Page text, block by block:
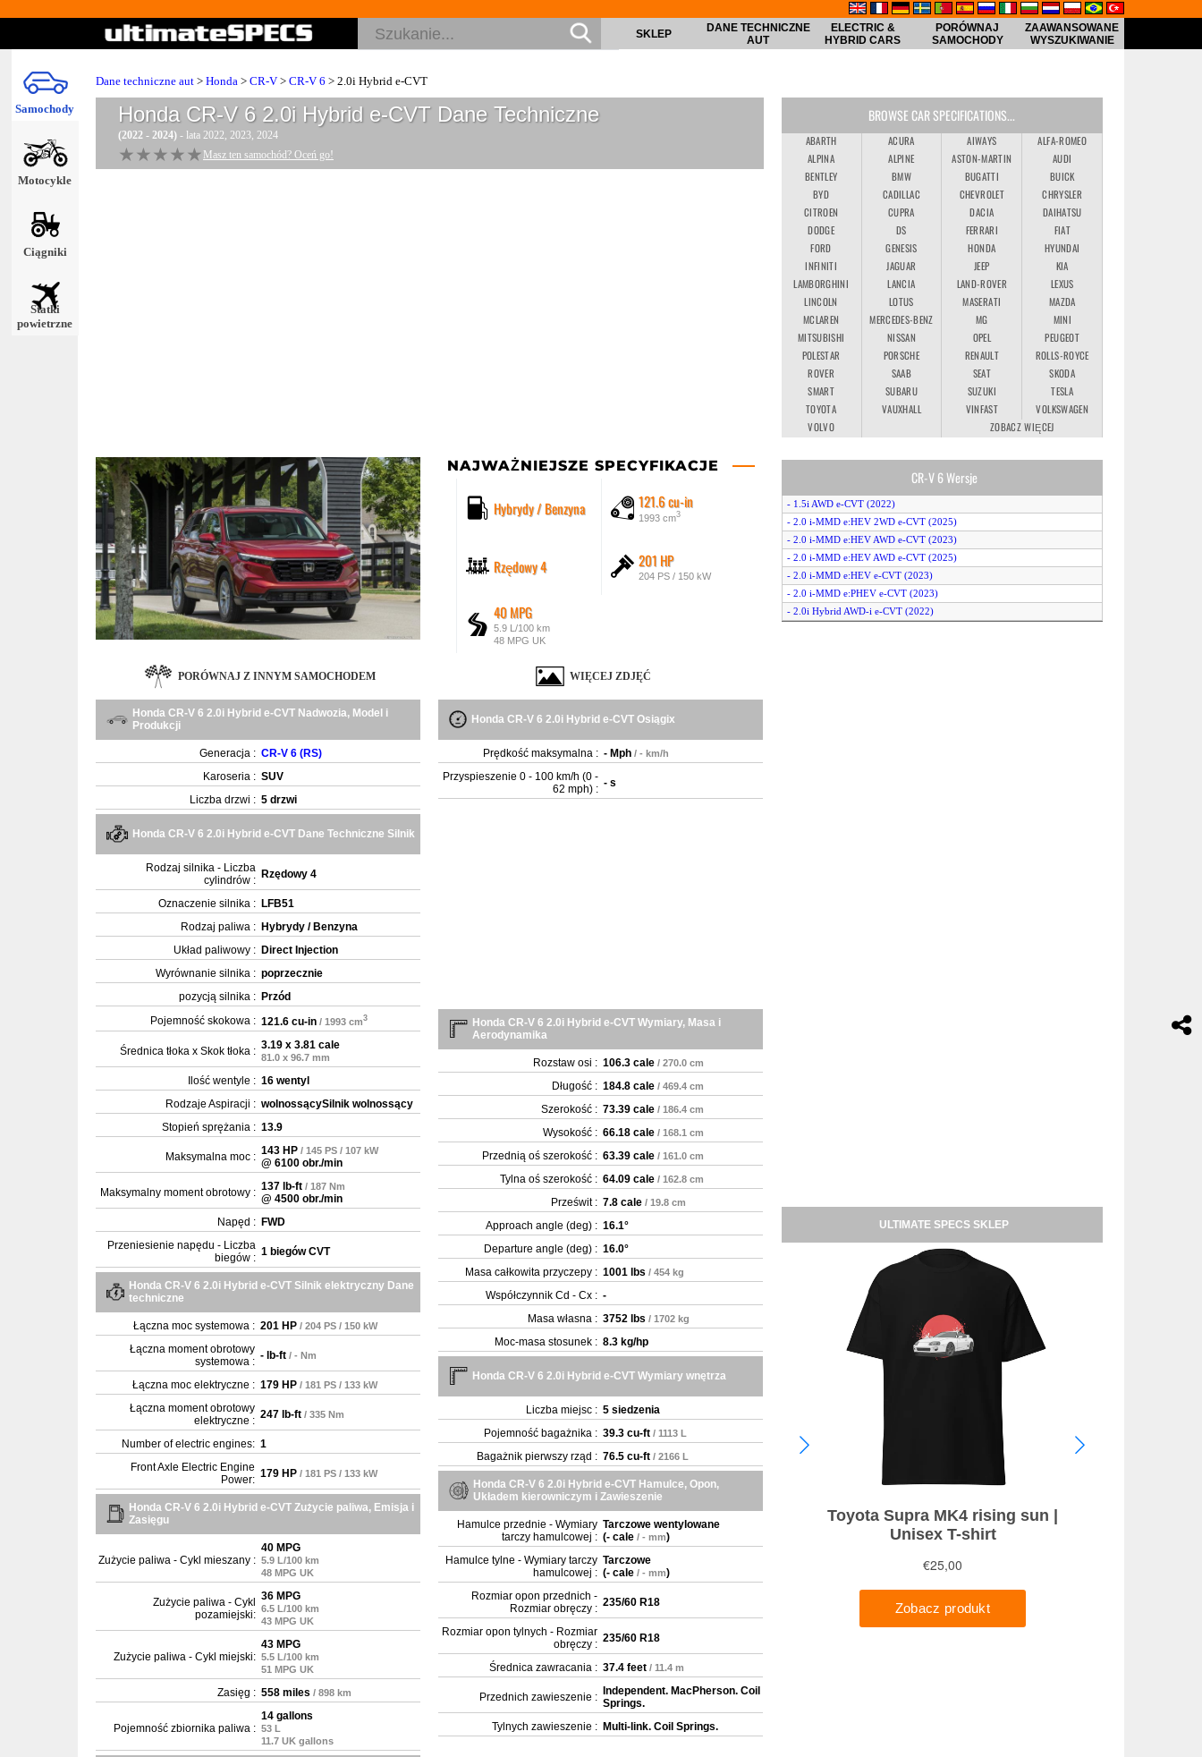
Samochody
Motocykle
Ciągniki
Statki
powietrzne
SKLEP
DANE TECHNICZNE
AUT
ELECTRIC &
HYBRID CARS
PORÓWNAJ
SAMOCHODY
ZAAWANSOWANE
WYSZUKIWANIE
Dane techniczne aut > Honda > CR-V > CR-V 6 > 2.0i Hybrid e-CVT
Honda CR-V 6 2.0i Hybrid e-CVT Dane Techniczne
(2022 - 2024) - lata 2022, 2023, 2024
★★★★★
★★★★★ Masz ten samochód? Oceń go!
NAJWAŻNIEJSZE SPECYFIKACJE
Hybrydy / Benzyna 121.6 cu-in
1993 cm3
Rzędowy 4 201 HP
204 PS / 150 kW
40 MPG
5.9 L/100 km
48 MPG UK
PORÓWNAJ Z INNYM SAMOCHODEM WIĘCEJ ZDJĘĆ
Honda CR-V 6 2.0i Hybrid e-CVT Nadwozia, Model i
Produkcji
Generacja : CR-V 6 (RS)
Karoseria : SUV
Liczba drzwi : 5 drzwi
Honda CR-V 6 2.0i Hybrid e-CVT Dane Techniczne Silnik
Rodzaj silnika - Liczba
cylindrów : Rzędowy 4
Oznaczenie silnika : LFB51
Rodzaj paliwa : Hybrydy / Benzyna
Układ paliwowy : Direct Injection
Wyrównanie silnika : poprzecznie
pozycją silnika : Przód
Pojemność skokowa : 121.6 cu-in / 1993 cm3
Średnica tłoka x Skok tłoka : 3.19 x 3.81 cale
81.0 x 96.7 mm
Ilość wentyle : 16 wentyl
Rodzaje Aspiracji : wolnossącySilnik wolnossący
Stopień sprężania : 13.9
Maksymalna moc : 143 HP / 145 PS / 107 kW
@ 6100 obr./min
Maksymalny moment obrotowy : 137 lb-ft / 187 Nm
@ 4500 obr./min
Napęd : FWD
Przeniesienie napędu - Liczba
biegów : 1 biegów CVT
Honda CR-V 6 2.0i Hybrid e-CVT Silnik elektryczny Dane
techniczne
Łączna moc systemowa : 201 HP / 204 PS / 150 kW
Łączna moment obrotowy
systemowa : - lb-ft / - Nm
Łączna moc elektryczne : 179 HP / 181 PS / 133 kW
Łączna moment obrotowy
elektryczne : 247 lb-ft / 335 Nm
Number of electric engines: 1
Front Axle Electric Engine
Power: 179 HP / 181 PS / 133 kW
Honda CR-V 6 2.0i Hybrid e-CVT Zużycie paliwa, Emisja i
Zasięgu
Zużycie paliwa - Cykl mieszany :
40 MPG
5.9 L/100 km
48 MPG UK
Zużycie paliwa - Cykl
pozamiejski:
36 MPG
6.5 L/100 km
43 MPG UK
Zużycie paliwa - Cykl miejski:
43 MPG
5.5 L/100 km
51 MPG UK
Zasięg : 558 miles / 898 km
Pojemność zbiornika paliwa :
14 gallons
53 L
11.7 UK gallons
Honda CR-V 6 2.0i Hybrid e-CVT Osiągix
Prędkość maksymalna : - Mph / - km/h
Przyspieszenie 0 - 100 km/h (0 -
62 mph) : - s
Honda CR-V 6 2.0i Hybrid e-CVT Wymiary, Masa i
Aerodynamika
Rozstaw osi : 106.3 cale / 270.0 cm
Długość : 184.8 cale / 469.4 cm
Szerokość : 73.39 cale / 186.4 cm
Wysokość : 66.18 cale / 168.1 cm
Przednią oś szerokość : 63.39 cale / 161.0 cm
Tylna oś szerokość : 64.09 cale / 162.8 cm
Prześwit : 7.8 cale / 19.8 cm
Approach angle (deg) : 16.1°
Departure angle (deg) : 16.0°
Masa całkowita przyczepy : 1001 lbs / 454 kg
Współczynnik Cd - Cx : -
Masa własna : 3752 lbs / 1702 kg
Moc-masa stosunek : 8.3 kg/hp
Honda CR-V 6 2.0i Hybrid e-CVT Wymiary wnętrza
Liczba miejsc : 5 siedzenia
Pojemność bagażnika : 39.3 cu-ft / 1113 L
Bagażnik pierwszy rząd : 76.5 cu-ft / 2166 L
Honda CR-V 6 2.0i Hybrid e-CVT Hamulce, Opon,
Układem kierowniczym i Zawieszenie
Hamulce przednie - Wymiary
tarczy hamulcowej :
Tarczowe wentylowane
(- cale / - mm)
Hamulce tylne - Wymiary tarczy
hamulcowej :
Tarczowe
(- cale / - mm)
Rozmiar opon przednich -
Rozmiar obręczy : 235/60 R18
Rozmiar opon tylnych - Rozmiar
obręczy : 235/60 R18
Średnica zawracania : 37.4 feet / 11.4 m
Przednich zawieszenie :
Independent. MacPherson. Coil
Springs.
Tylnych zawieszenie : Multi-link. Coil Springs.
BROWSE CAR SPECIFICATIONS...
ABARTH ACURA AIWAYS
ALFA-ROMEO
ALPINA
ALPINE ASTON-MARTIN
AUDI
BENTLEY
BMW BUGATTI
BUICK
BYD
CADILLAC CHEVROLET
CHRYSLER
CITROEN
CUPRA DACIA
DAIHATSU
DODGE
DS FERRARI
FIAT
FORD
GENESIS HONDA
HYUNDAI
INFINITI
JAGUAR JEEP
KIA
LAMBORGHINI
LANCIA LAND-ROVER
LEXUS
LINCOLN
LOTUS MASERATI
MAZDA
MCLAREN
MERCEDES-BENZ MG
MINI
MITSUBISHI
NISSAN OPEL
PEUGEOT
POLESTAR
PORSCHE RENAULT
ROLLS-ROYCE
ROVER
SAAB SEAT
SKODA
SMART
SUBARU SUZUKI
TESLA
TOYOTA
VAUXHALL VINFAST
VOLKSWAGEN
VOLVO
ZOBACZ WIĘCEJ
CR-V 6 Wersje
- 1.5i AWD e-CVT (2022)
- 2.0 i-MMD e:HEV 2WD e-CVT (2025)
- 2.0 i-MMD e:HEV AWD e-CVT (2023)
- 2.0 i-MMD e:HEV AWD e-CVT (2025)
- 2.0 i-MMD e:HEV e-CVT (2023)
- 2.0 i-MMD e:PHEV e-CVT (2023)
- 2.0i Hybrid AWD-i e-CVT (2022)
ULTIMATE SPECS SKLEP